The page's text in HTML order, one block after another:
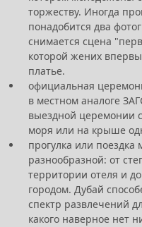
торжеству. Иногда
понадобится два
снимается сцена
которой жених
платье.
официальная
в местном аналоге
выездной церемонии
моря или на крыше
прогулка или
разнообразной: от
территории отеля и
городом. Дубай
спектр развлечений
какого наверное нет